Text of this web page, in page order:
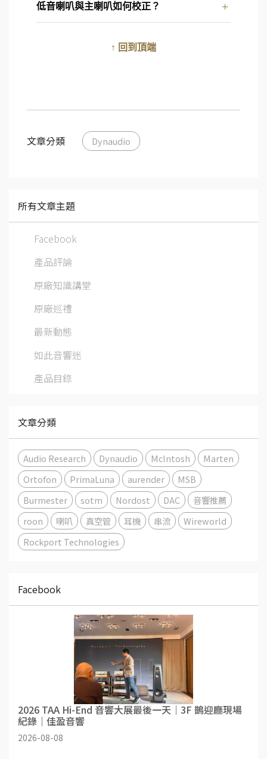
低音喇叭與主喇叭如何校正？
↑ 回到頂端
文章分類 Dynaudio
所有文章主題
Facebook
產品評論
原廠知識講堂
原廠巡禮
最新動態
如此音響迷
產品目錄
文章分類
Audio Research Dynaudio McIntosh
Marten
Ortofon
PrimaLuna aurender
MSB
Burmester
sotm Nordost DAC
音響推薦
roon
喇叭 真空管 耳機 串流
Wireworld
Rockport Technologies
Facebook
2026 TAA Hi-End 音響大展最後一天｜3F 鵲迎廳現場
紀錄｜佳盈音響
2026-08-08